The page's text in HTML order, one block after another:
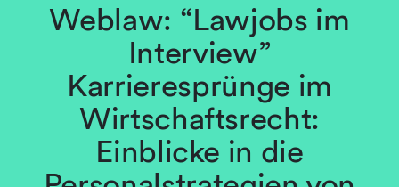
Weblaw: “Lawjobs im
Interview”
Karrieresprünge im
Wirtschaftsrecht:
Einblicke in die